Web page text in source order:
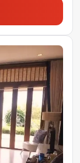
หน้าต่าง